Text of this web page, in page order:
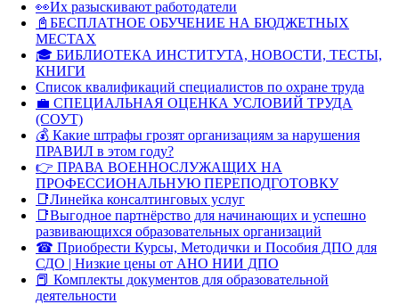
👀Их разыскивают работодатели
📓БЕСПЛАТНОЕ ОБУЧЕНИЕ НА БЮДЖЕТНЫХ
МЕСТАХ
🎓 БИБЛИОТЕКА ИНСТИТУТА, НОВОСТИ, ТЕСТЫ,
КНИГИ
Список квалификаций специалистов по охране труда
💼 СПЕЦИАЛЬНАЯ ОЦЕНКА УСЛОВИЙ ТРУДА
(СОУТ)
💰 Какие штрафы грозят организациям за нарушения
ПРАВИЛ в этом году?
👉 ПРАВА ВОЕННОСЛУЖАЩИХ НА
ПРОФЕССИОНАЛЬНУЮ ПЕРЕПОДГОТОВКУ
📑Линейка консалтинговых услуг
📑Выгодное партнёрство для начинающих и успешно
развивающихся образовательных организаций
☎ Приобрести Курсы, Методички и Пособия ДПО для
СДО | Низкие цены от АНО НИИ ДПО
📕 Комплекты документов для образовательной
деятельности